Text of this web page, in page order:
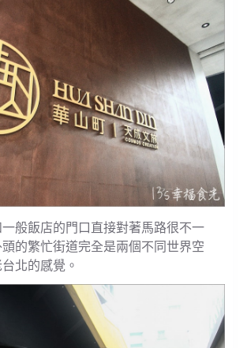
般飯店的門口直接對著馬路很不一
的繁忙街道完全是兩個不同世界空
北的感覺。